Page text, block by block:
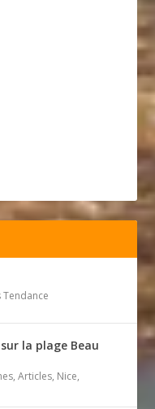
Tendance
la plage Beau
,Articles, Nice,